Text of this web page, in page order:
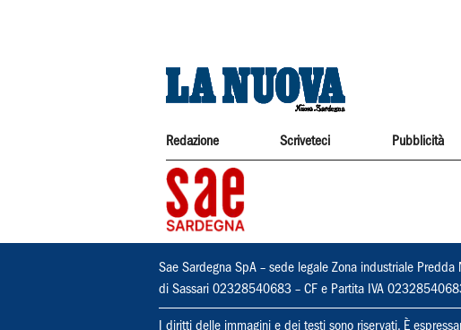
Redazione Scriveteci Pubblicità
Sae Sardegna SpA – sede legale Zona industriale
di Sassari 02328540683 – CF e Partita IVA
I diritti delle immagini e dei testi sono riservati. È